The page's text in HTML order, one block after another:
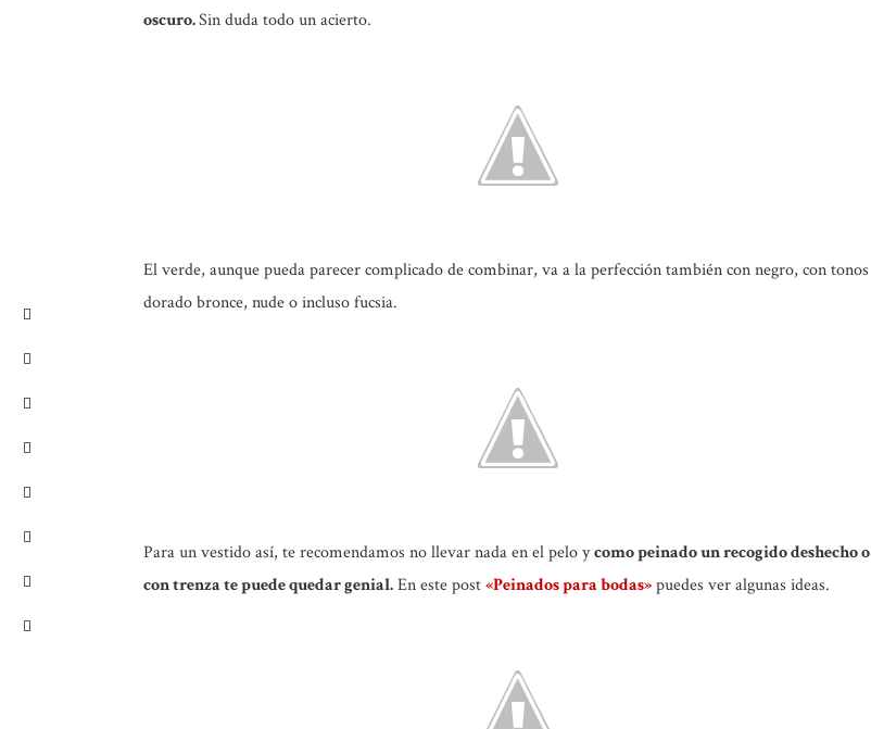
oscuro.Sin duda todo un acierto.
El verde, aunque pueda parecer complicado de combinar, va a la perfección también con negro, con tonos
dorado bronce, nude o incluso fucsia.
Para un vestido así, te recomendamos no llevar nada en el pelo ycomo peinado un recogido deshecho o
con trenza te puede quedar genial.En este post«Peinados para bodas»puedes ver algunas ideas.